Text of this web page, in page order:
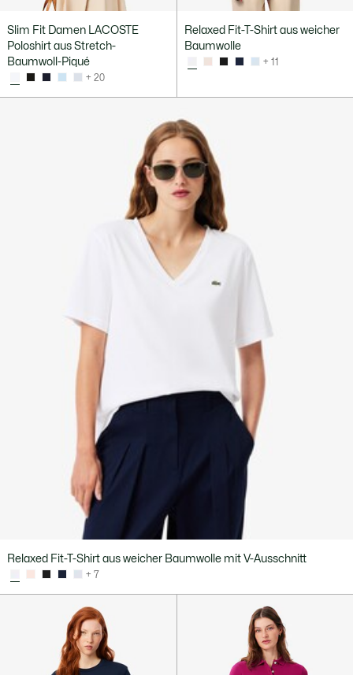
Slim Fit Damen LACOSTE
Poloshirt aus Stretch-
Baumwoll-Piqué
+ 20
Relaxed Fit-T-Shirt aus weicher
Baumwolle
+ 11
Relaxed Fit-T-Shirt aus weicher Baumwolle mit V-Ausschnitt
+ 7